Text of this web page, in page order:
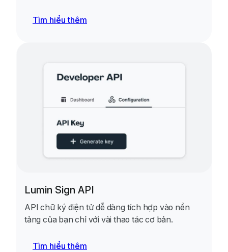
Tìm hiểu thêm
Lumin Sign API
API chữ ký điện tử dễ dàng tích hợp vào nền
tảng của bạn chỉ với vài thao tác cơ bản.
Tìm hiểu thêm